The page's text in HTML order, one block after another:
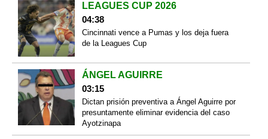
LEAGUES CUP 2026
04:38
Cincinnati vence a Pumas y los deja fuera
de la Leagues Cup
ÁNGEL AGUIRRE
03:15
Dictan prisión preventiva a Ángel Aguirre por
presuntamente eliminar evidencia del caso
Ayotzinapa